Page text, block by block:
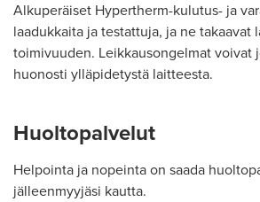
Alkuperäiset Hypertherm-kulutus- ja
laadukkaita ja testattuja, ja ne takaavat
toimivuuden. Leikkausongelmat voivat
huonosti ylläpidetystä laitteesta.
Huoltopalvelut
Helpointa ja nopeinta on saada
jälleenmyyjäsi kautta.